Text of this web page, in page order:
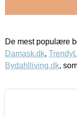
De mest populære
Damask.dk,
Bydahlliving.dk,